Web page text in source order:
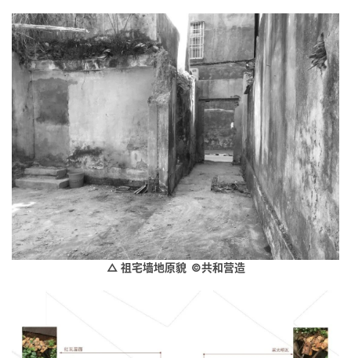
建
筑
设
计
室
内
设
计
市
△ 祖宅墙地原貌 ©共和营造